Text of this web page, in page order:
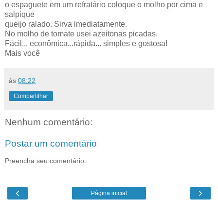
o espaguete em um refratário coloque o molho por cima e
salpique
queijo ralado. Sirva imediatamente.
No molho de tomate usei azeitonas picadas.
Fácil... econômica...rápida... simples e gostosa!
Mais você
às 08:22
Compartilhar
Nenhum comentário:
Postar um comentário
Preencha seu comentário:
‹ ›
Página inicial